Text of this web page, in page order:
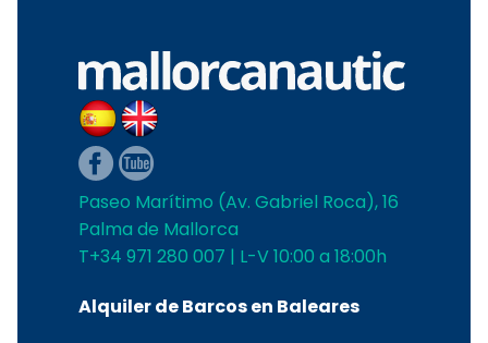
Paseo Marítimo (Av. Gabriel Roca), 16
Palma de Mallorca
T+34 971 280 007 | L-V 10:00 a 18:00h
Alquiler de Barcos en Baleares